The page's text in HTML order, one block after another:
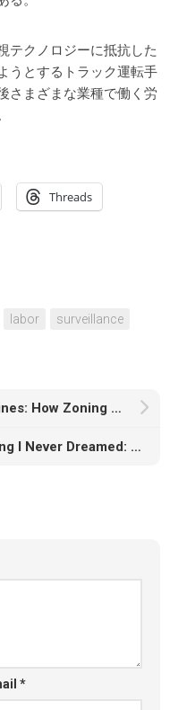
テクノロジーに抵抗した
うとするトラック運転手
さまざまな業種で働く労
Threads
labor surveillance
M. Nolan Gray著「Arbitrary Lines: How Zoning Broke the American City and How to Fix It」
Ruth M. Glenn著「Everything I Never Dreamed: My Life Surviving and Standing Up to Domestic Violence」
*